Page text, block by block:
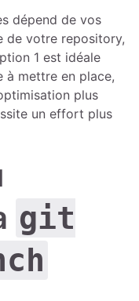
dépend de vos
de votre repository,
1 est idéale
à mettre en place,
plus
un effort plus
git